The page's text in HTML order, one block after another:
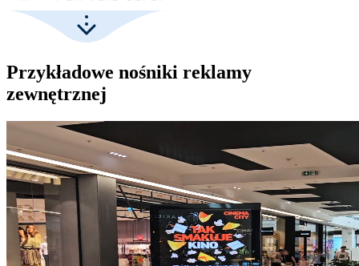
Przykładowe nośniki reklamy
zewnętrznej